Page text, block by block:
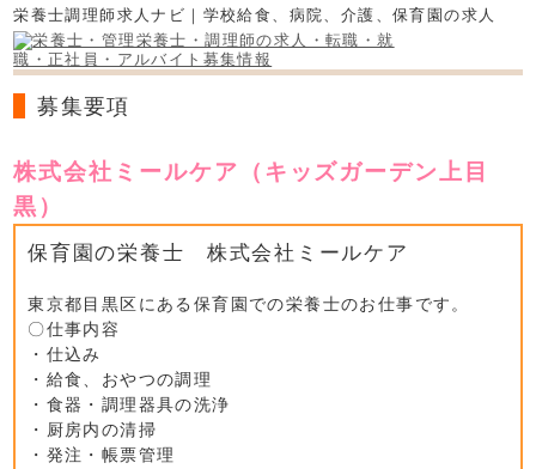
栄養士調理師求人ナビ｜学校給食、病院、介護、保育園の求人
募集要項
株式会社ミールケア（キッズガーデン上目
黒）
保育園の栄養士 株式会社ミールケア
東京都目黒区にある保育園での栄養士のお仕事です。
〇仕事内容
・仕込み
・給食、おやつの調理
・食器・調理器具の洗浄
・厨房内の清掃
・発注・帳票管理